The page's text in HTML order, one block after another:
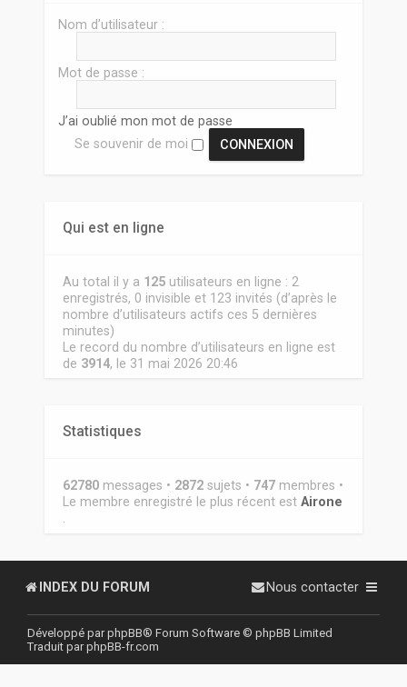
Nom d’utilisateur :
Mot de passe :
J’ai oublié mon mot de passe
Se souvenir de moi
Qui est en ligne
Au total il y a 125utilisateurs en ligne : 2
enregistrés, 0 invisible et 123 invités (d’après le
nombre d’utilisateurs actifs ces 5 dernières
minutes)
Le record du nombre d’utilisateurs en ligne est
de 3914, le 31 mai 2026 20:46
Statistiques
62780messages • 2872sujets • 747membres •
Le membre enregistré le plus récent est Airone
.
INDEX DU FORUM Nous contacter
Développé parphpBB® Forum Software © phpBB Limited
Traduit parphpBB-fr.com